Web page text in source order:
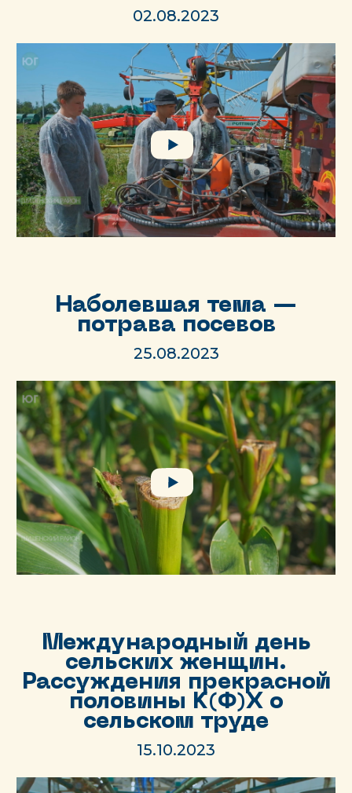
02.08.2023
Наболевшая тема —
потрава посевов
25.08.2023
Международный день
сельских женщин.
Рассуждения прекрасной
половины К(Ф)Х о
сельском труде
15.10.2023